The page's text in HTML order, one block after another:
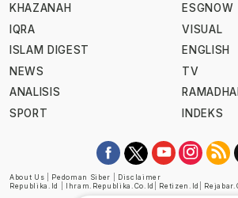
KHAZANAH
IQRA
ISLAM DIGEST
NEWS
ANALISIS
SPORT
ESGNOW
VISUAL
ENGLISH
TV
INDEKS
About Us Pedoman Siber
Disclaimer
Republika.id
Ihram.republika.co.id Retizen.id